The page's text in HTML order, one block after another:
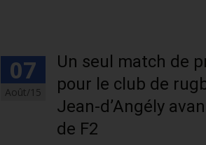
07
Août/15
Un seul match de
pour le club de
Jean-d’Angély
de F2